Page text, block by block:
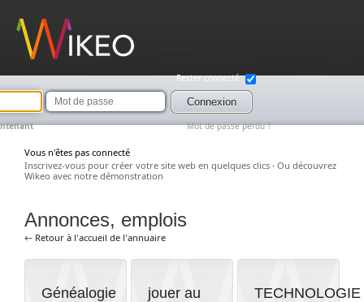
Rester connecté
Mot
de
passe
Connexion
Mot de passe perdu ?
Vous n'êtes pas connecté
Inscrivez-vous pour créer votre site web en quelques clics · Ou découvrez
Wikeo avec notre démonstration
Annonces, emplois
← Retour à l'accueil de l'annuaire
Généalogie
jouer au
TECHNOLOGIE